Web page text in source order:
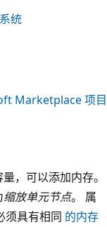
统
Marketplace 项目
，可以添加内存。
缩放单元节点。 属
须具有相同 的内存